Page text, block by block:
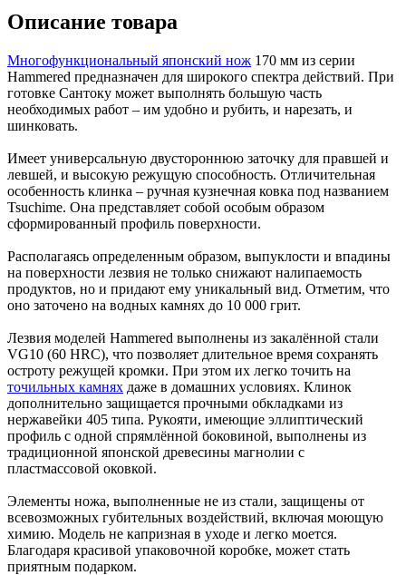
Описание товара
Многофункциональный японский нож 170 мм из серии
Hammered предназначен для широкого спектра действий. При
готовке Сантоку может выполнять большую часть
необходимых работ – им удобно и рубить, и нарезать, и
шинковать.
Имеет универсальную двустороннюю заточку для правшей и
левшей, и высокую режущую способность. Отличительная
особенность клинка – ручная кузнечная ковка под названием
Tsuchime. Она представляет собой особым образом
сформированный профиль поверхности.
Располагаясь определенным образом, выпуклости и впадины
на поверхности лезвия не только снижают налипаемость
продуктов, но и придают ему уникальный вид. Отметим, что
оно заточено на водных камнях до 10 000 грит.
Лезвия моделей Hammered выполнены из закалённой стали
VG10 (60 HRC), что позволяет длительное время сохранять
остроту режущей кромки. При этом их легко точить на
точильных камнях даже в домашних условиях. Клинок
дополнительно защищается прочными обкладками из
нержавейки 405 типа. Рукояти, имеющие эллиптический
профиль с одной спрямлённой боковиной, выполнены из
традиционной японской древесины магнолии с
пластмассовой оковкой.
Элементы ножа, выполненные не из стали, защищены от
всевозможных губительных воздействий, включая моющую
химию. Модель не капризная в уходе и легко моется.
Благодаря красивой упаковочной коробке, может стать
приятным подарком.